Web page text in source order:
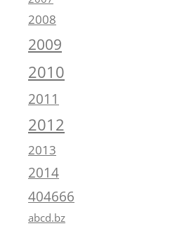
2008
2009
2010
2011
2012
2013
2014
404666
abcd.bz